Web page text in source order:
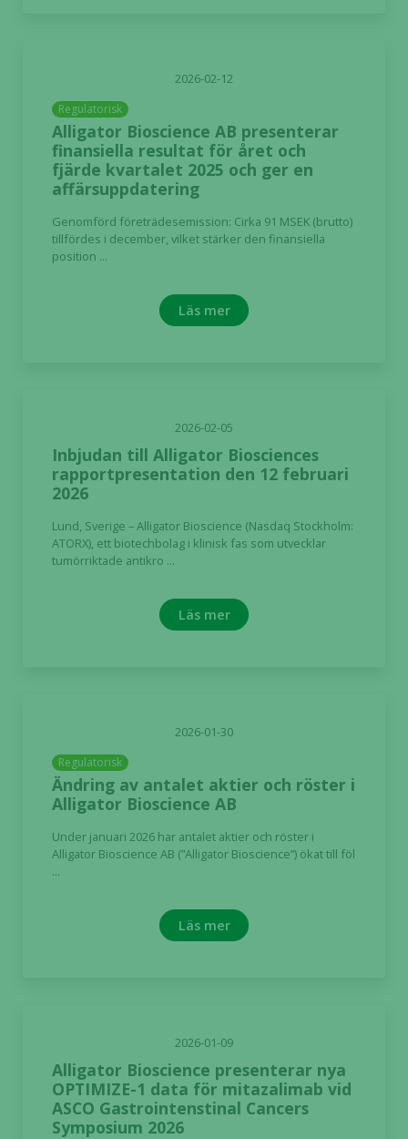
2026-02-12
Regulatorisk
Alligator Bioscience AB presenterar
finansiella resultat för året och
fjärde kvartalet 2025 och ger en
affärsuppdatering
Genomförd företrädesemission: Cirka 91 MSEK (brutto)
tillfördes i december, vilket stärker den finansiella
position ...
Läs mer
2026-02-05
Inbjudan till Alligator Biosciences
rapportpresentation den 12 februari
2026
Lund, Sverige – Alligator Bioscience (Nasdaq Stockholm:
ATORX), ett biotechbolag i klinisk fas som utvecklar
tumörriktade antikro ...
Läs mer
2026-01-30
Regulatorisk
Ändring av antalet aktier och röster i
Alligator Bioscience AB
Under januari 2026 har antalet aktier och röster i
Alligator Bioscience AB (”Alligator Bioscience”) ökat till föl
...
Läs mer
2026-01-09
Alligator Bioscience presenterar nya
OPTIMIZE-1 data för mitazalimab vid
ASCO Gastrointenstinal Cancers
Symposium 2026
Marknadsföring
Genom att dela
med dig av dina
intressen och ditt
surfar ökar du
chansen att få se
och erbjudanden.